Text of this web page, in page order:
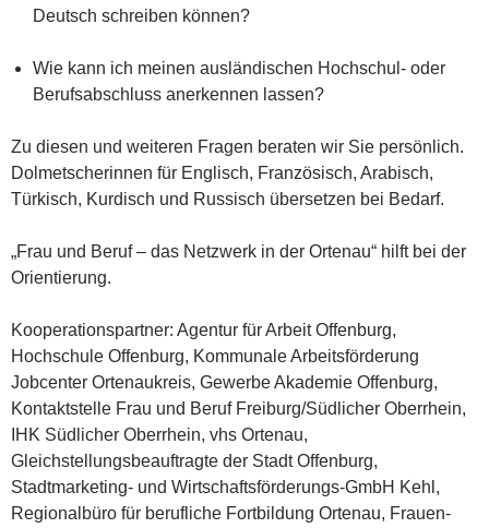
Deutsch schreiben können?
Wie kann ich meinen ausländischen Hochschul- oder
Berufsabschluss anerkennen lassen?
Zu diesen und weiteren Fragen beraten wir Sie persönlich.
Dolmetscherinnen für Englisch, Französisch, Arabisch,
Türkisch, Kurdisch und Russisch übersetzen bei Bedarf.
„Frau und Beruf – das Netzwerk in der Ortenau“ hilft bei der
Orientierung.
Kooperationspartner: Agentur für Arbeit Offenburg,
Hochschule Offenburg, Kommunale Arbeitsförderung
Jobcenter Ortenaukreis, Gewerbe Akademie Offenburg,
Kontaktstelle Frau und Beruf Freiburg/Südlicher Oberrhein,
IHK Südlicher Oberrhein, vhs Ortenau,
Gleichstellungsbeauftragte der Stadt Offenburg,
Stadtmarketing- und Wirtschaftsförderungs-GmbH Kehl,
Regionalbüro für berufliche Fortbildung Ortenau, Frauen-